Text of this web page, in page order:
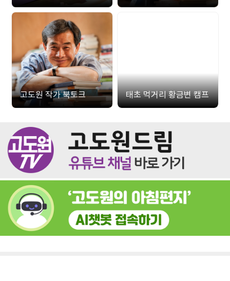
고도원 작가 북토크 태초 먹거리 황금변 캠프